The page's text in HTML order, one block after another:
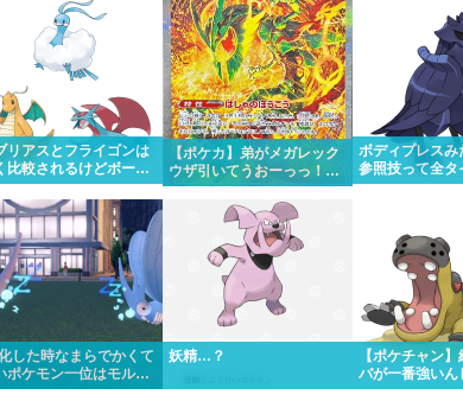
リアスとフライゴンは
比較されるけどボーマ
やカイリューとチルタ
ってあんまり比較され
よね
【ポケカ】弟がメガレック
ウザ引いてうおーっっ！！
かっけー！！って一緒にな
ってるんだけど…
ボディプレスみ
参照技って全タ
のはちょっと違
した時なまらでかくて
ポケモン一位はモルフ
に決定いたしました
妖精…？
【ポケチャン
バが一番強いん
か？